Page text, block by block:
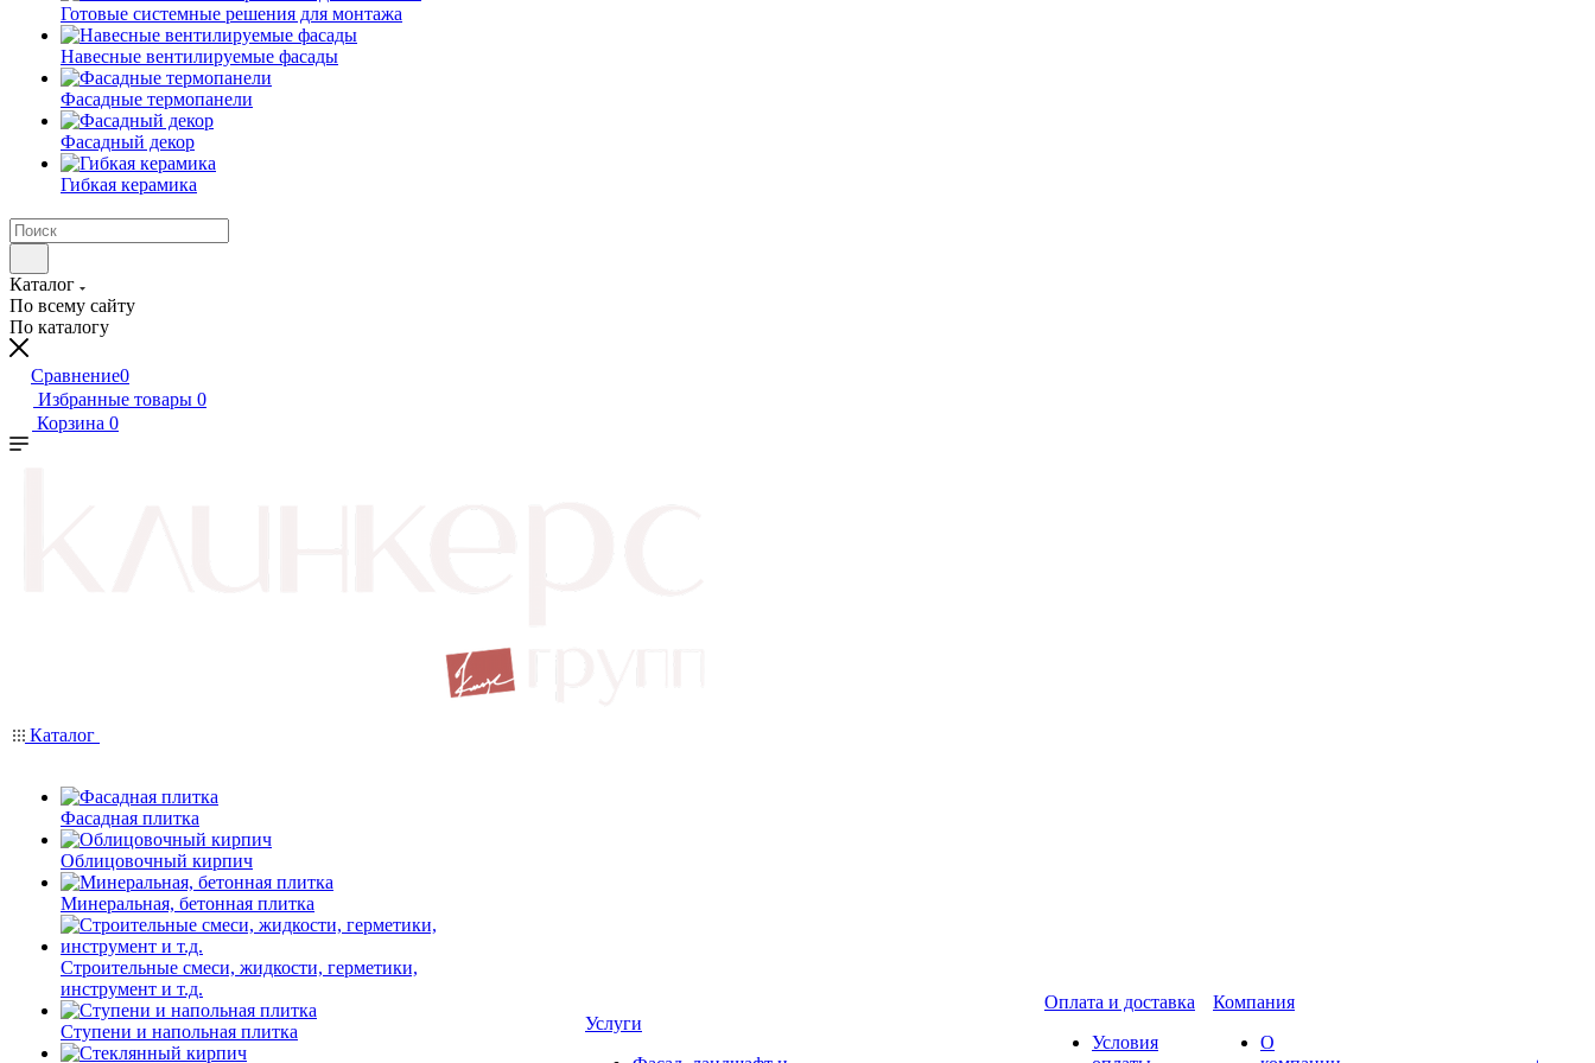
Готовые системные решения для монтажа
Навесные вентилируемые фасады
Фасадные термопанели
Фасадный декор
Гибкая керамика
Каталог
По всему сайту
По каталогу
Сравнение0
Избранные товары 0
Корзина 0
Каталог
Фасадная плитка
Облицовочный кирпич
Минеральная, бетонная плитка
Строительные смеси, жидкости, герметики,
инструмент и т.д.
Ступени и напольная плитка
Услуги
Оплата и доставка
Условия
Компания
О